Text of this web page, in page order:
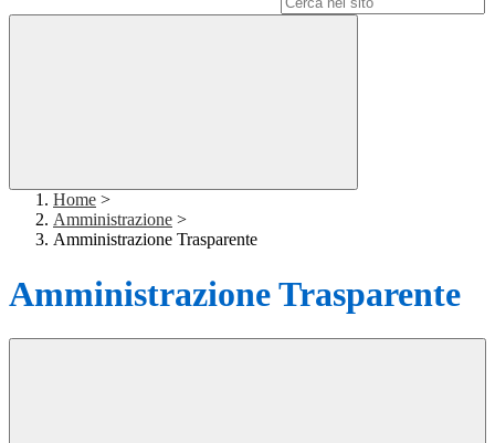
Home >
Amministrazione >
Amministrazione Trasparente
Amministrazione Trasparente